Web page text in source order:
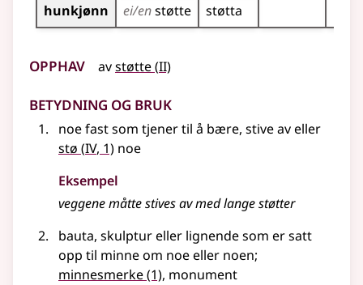
hunkjønn
ei/enstøtte støtta
Opphav avstøtte(2
II)
Betydning og bruk
noe fast som tjener til å bære, stive av eller
stø (4
IV, 1) noe
Eksempel
veggene måtte stives av med langestøtter
bauta, skulptureller lignendesom er satt
opp til minne om noe eller noen;
minnesmerke(1), monument